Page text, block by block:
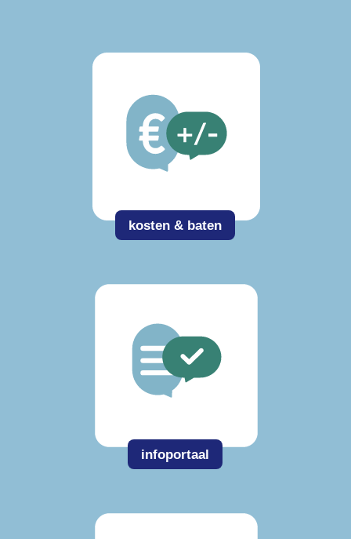
kosten & baten
infoportaal